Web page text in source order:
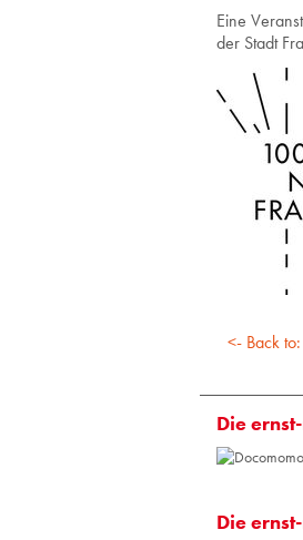
Eine
der Stadt
<- Back
Die
Die